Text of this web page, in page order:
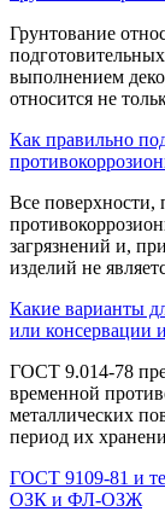
Грунтование
выполнением
относится не
Как правильно
Все
загрязнений и,
изделий не
Какие варианты
или консервации
ГОСТ 9.014-78
временной
металлических
период их
ГОСТ 9109-81 и
ОЗК и ФЛ-ОЗЖ